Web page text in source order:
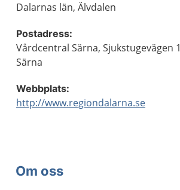
Dalarnas län, Älvdalen
Postadress:
Vårdcentral Särna, Sjukstugevägen
Särna
Webbplats:
http://www.regiondalarna.se
Om oss